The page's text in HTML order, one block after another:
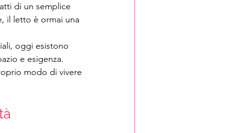
di un semplice
il letto è ormai una
oggi esistono
e esigenza.
modo di vivere